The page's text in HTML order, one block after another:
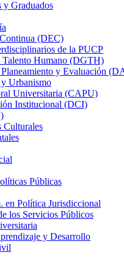
y Graduados
(DEC)
de la PUCP
Talento Humano (DGTH)
y Evaluación
Urbanismo
Universitaria (CAPU)
Institucional (DCI)
Culturales
Públicas
en Política Jurisdiccional
los Servicios Públicos
y Desarrollo